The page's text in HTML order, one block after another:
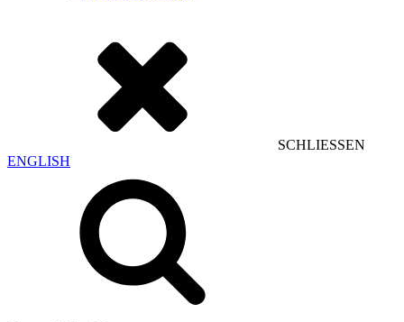
SCHLIESSEN
ENGLISH